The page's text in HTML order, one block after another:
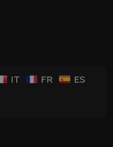
IT FR ES